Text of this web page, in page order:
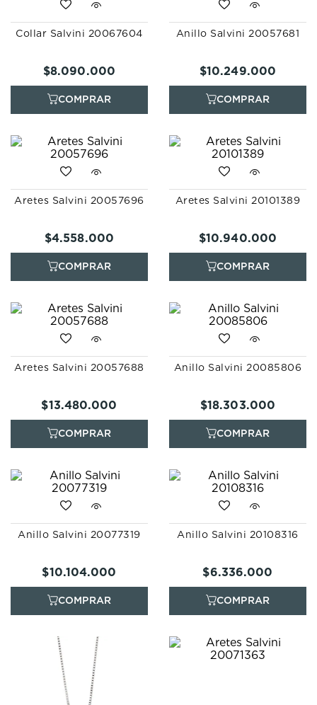
Collar Salvini 20067604
$8.090.000
Anillo Salvini 20057681
$10.249.000
Aretes Salvini 20057696
$4.558.000
Aretes Salvini 20101389
$10.940.000
Aretes Salvini 20057688
$13.480.000
Anillo Salvini 20085806
$18.303.000
Anillo Salvini 20077319
$10.104.000
Anillo Salvini 20108316
$6.336.000